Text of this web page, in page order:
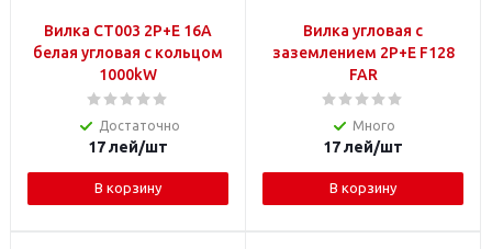
Вилка CT003 2P+E 16А
белая угловая с кольцом
1000kW
Достаточно
17лей/шт
В корзину
Вилка угловая с
заземлением 2P+E F128
FAR
Много
17лей/шт
В корзину